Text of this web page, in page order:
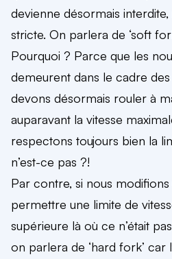
devienne désormais
stricte. On parlera de ‘soft
Pourquoi ? Parce que les
demeurent dans le cadre
devons désormais rouler à
auparavant la vitesse
respectons toujours bien la
n’est-ce pas ?!
Par contre, si nous
permettre une limite de
supérieure là où ce n’était
on parlera de ‘hard fork’ car